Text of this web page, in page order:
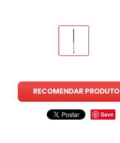
RECOMENDAR PRODUTO
Save